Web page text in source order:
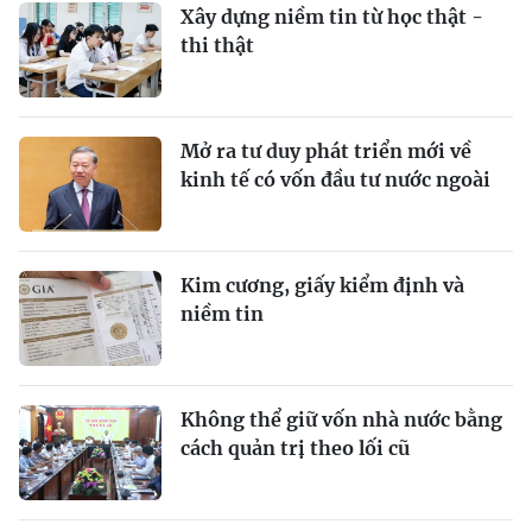
Xây dựng niềm tin từ học thật -
thi thật
Mở ra tư duy phát triển mới về
kinh tế có vốn đầu tư nước ngoài
Kim cương, giấy kiểm định và
niềm tin
Không thể giữ vốn nhà nước bằng
cách quản trị theo lối cũ